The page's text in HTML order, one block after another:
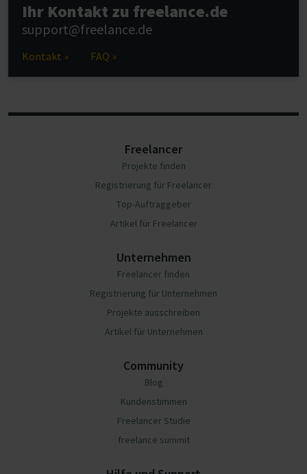
Ihr Kontakt zu freelance.de
support@freelance.de
Kontakt » FAQ »
Freelancer
Projekte finden
Registrierung für Freelancer
Top-Auftraggeber
Artikel für Freelancer
Unternehmen
Freelancer finden
Registrierung für Unternehmen
Projekte ausschreiben
Artikel für Unternehmen
Community
Blog
Kundenstimmen
Freelancer Studie
freelance summit